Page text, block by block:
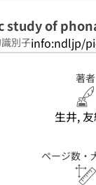
study of
別子info:ndljp/
著者
生井,
ページ数・